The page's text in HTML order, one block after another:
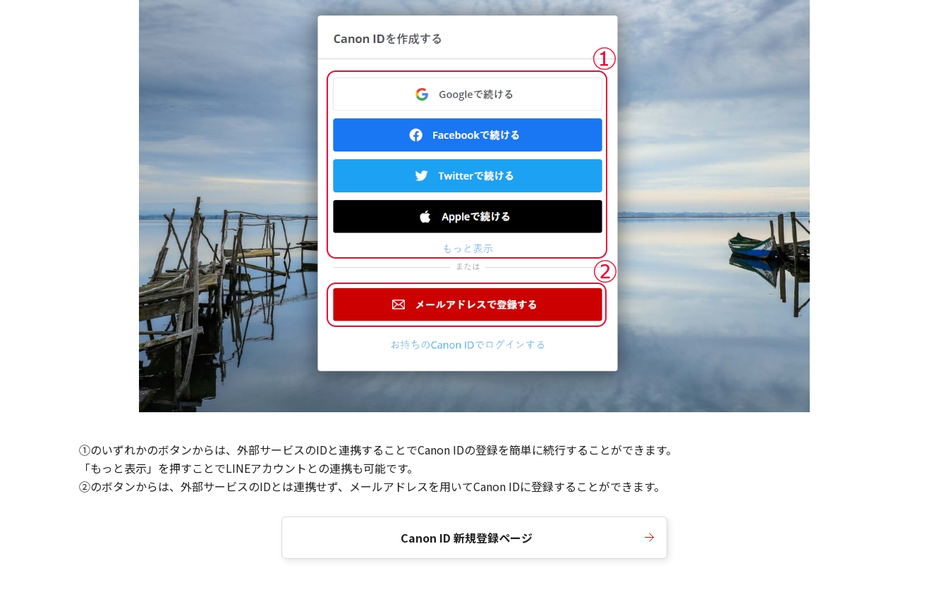
①のいずれかのボタンからは、外部サービスのIDと連携することでCanon IDの登録を簡単に続行することができます。
「もっと表示」を押すことでLINEアカウントとの連携も可能です。
②のボタンからは、外部サービスのIDとは連携せず、メールアドレスを用いてCanon IDに登録することができます。
Canon ID 新規登録ページ